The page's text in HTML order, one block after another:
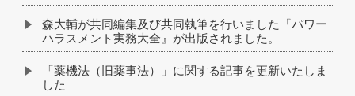
森大輔が共同編集及び共同執筆を行いました『パワー
ハラスメント実務大全』が出版されました。
「薬機法（旧薬事法）」に関する記事を更新いたしま
した